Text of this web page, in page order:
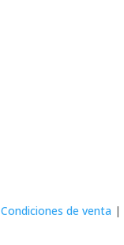
Condiciones de venta |